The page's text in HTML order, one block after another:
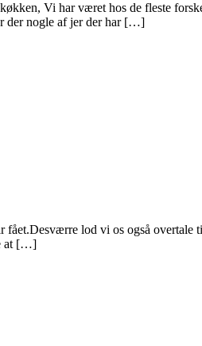
Vi har været hos de fleste
der nogle af jer der har […]
lod vi os også overtale
at […]